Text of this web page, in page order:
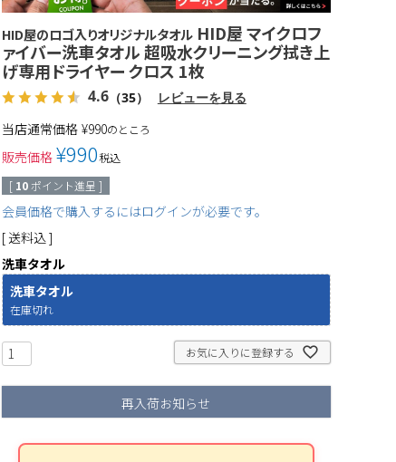
HID屋のロゴ入りオリジナルタオル HID屋 マイクロフ
ァイバー洗車タオル 超吸水クリーニング拭き上
げ専用ドライヤー クロス 1枚
4.6（35） レビューを見る
当店通常価格 ¥990のところ
販売価格 ¥990税込
[ 10 ポイント進呈 ]
会員価格で購入するにはログインが必要です。
送料込
洗車タオル
洗車タオル
在庫切れ
お気に入りに登録する
再入荷お知らせ